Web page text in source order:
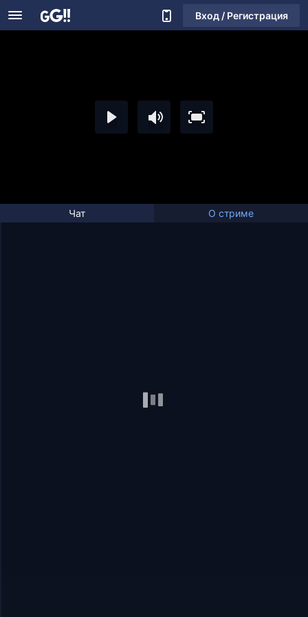
Вход / Регистрация
Чат О стриме